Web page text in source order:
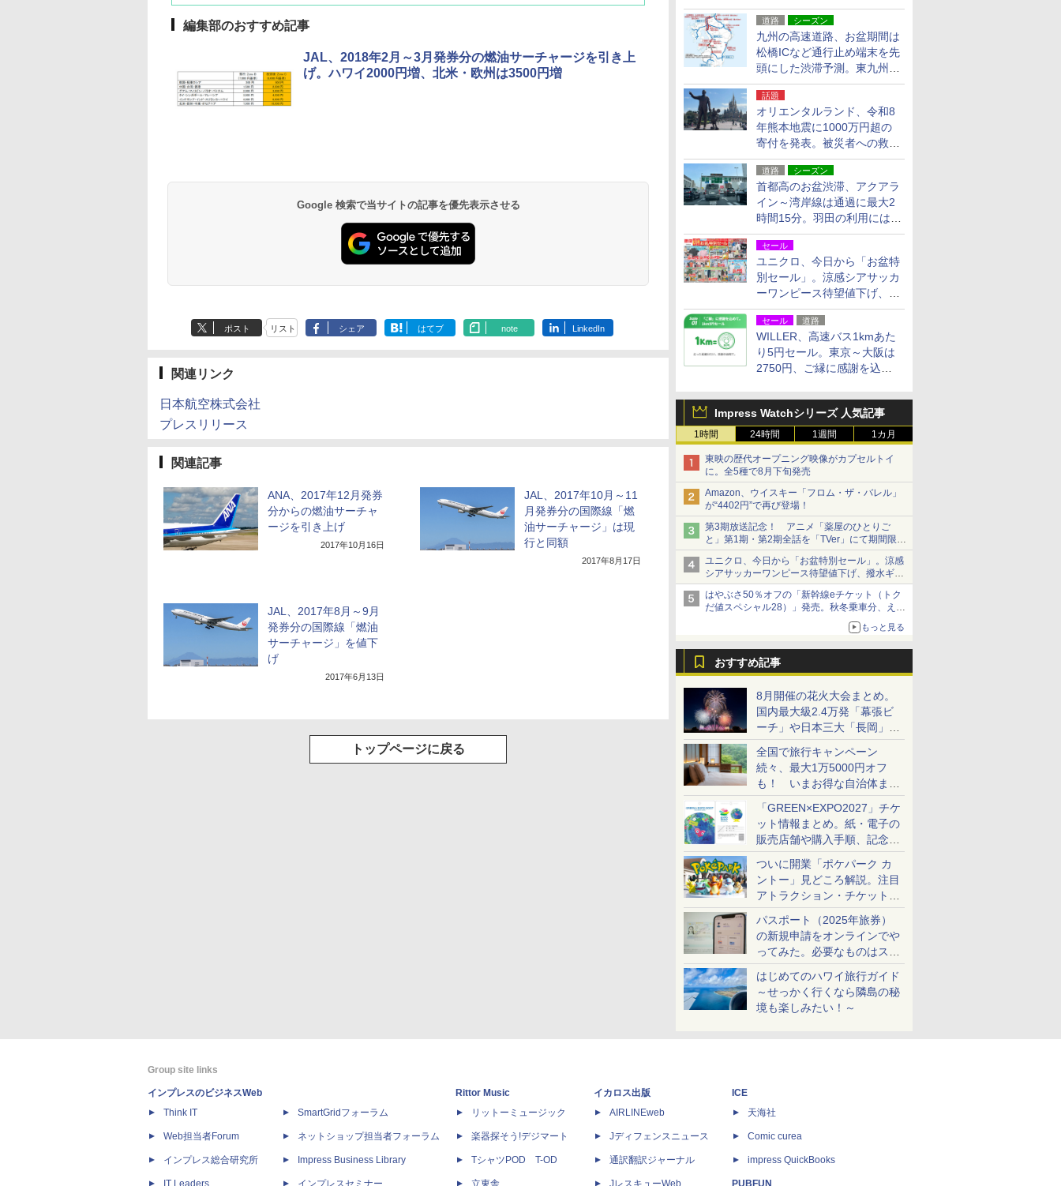
できる
道路 シーズン
九州の高速道路、お盆期間は
松橋ICなど通行止め端末を先
頭にした渋滞予測。東九州道
への迂回は料金調整を実施
話題
オリエンタルランド、令和8
年熊本地震に1000万円超の
寄付を発表。被災者への救援
活動・復旧支援
道路 シーズン
首都高のお盆渋滞、アクアラ
イン～湾岸線は通過に最大2
時間15分。羽田の利用には
「空港西出口」の利用検討を
セール
ユニクロ、今日から「お盆特
別セール」。涼感シアサッカ
ーワンピース待望値下げ、撥
水ギアショーツは1990円に
セール 道路
WILLER、高速バス1kmあた
り5円セール。東京～大阪は
2750円、ご縁に感謝を込め
Impress Watchシリーズ 人気記事
1時間 24時間 1週間 1カ月
東映の歴代オープニング映像がカプセルトイ
に。全5種で8月下旬発売
Amazon、ウイスキー「フロム・ザ・バレル」
が“4402円”で再び登場！
第3期放送記念！ アニメ「薬屋のひとりご
と」第1期・第2期全話を「TVer」にて期間限定
で順次無料配信開始
ユニクロ、今日から「お盆特別セール」。涼感
シアサッカーワンピース待望値下げ、撥水ギア
ショーツは1990円に
はやぶさ50％オフの「新幹線eチケット（トク
だ値スペシャル28）」発売。秋冬乗車分、えき
もっと見る
おすすめ記事
8月開催の花火大会まとめ。
国内最大級2.4万発「幕張ビ
ーチ」や日本三大「長岡」な
ど大型イベント目白押し！
全国で旅行キャンペーン
続々、最大1万5000円オフ
も！ いまお得な自治体まと
め
「GREEN×EXPO2027」チケ
ット情報まとめ。紙・電子の
販売店舗や購入手順、記念チ
ケットも解説
ついに開業「ポケパーク カ
ントー」見どころ解説。注目
アトラクション・チケット手
配・来場前に必要な準備は？
パスポート（2025年旅券）
の新規申請をオンラインでや
ってみた。必要なものはスマ
ホとマイナカードのみ
はじめてのハワイ旅行ガイド
～せっかく行くなら隣島の秘
境も楽しみたい！～
10,450円～
19,541円～
7,950円～
5,758円～
編集部のおすすめ記事
JAL、2018年2月～3月発券分の燃油サーチャージを引き上
げ。ハワイ2000円増、北米・欧州は3500円増
Google 検索で当サイトの記事を優先表示させる
ポスト リスト シェア はてブ note LinkedIn
関連リンク
日本航空株式会社
プレスリリース
関連記事
ANA、2017年12月発券
分からの燃油サーチャ
ージを引き上げ
2017年10月16日
JAL、2017年10月～11
月発券分の国際線「燃
油サーチャージ」は現
行と同額
2017年8月17日
JAL、2017年8月～9月
発券分の国際線「燃油
サーチャージ」を値下
げ
2017年6月13日
トップページに戻る
Group site links
インプレスのビジネスWeb
Think IT
Web担当者Forum
インプレス総合研究所
IT Leaders
SmartGridフォーラム
ネットショップ担当者フォーラム
Impress Business Library
インプレスセミナー
Rittor Music
リットーミュージック
楽器探そう!デジマート
TシャツPOD T-OD
立東舎
イカロス出版
AIRLINEweb
Jディフェンスニュース
通訳翻訳ジャーナル
JレスキューWeb
ICE
天海社
Comic curea
impress QuickBooks
PUBFUN